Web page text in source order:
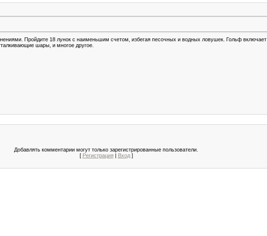
Пройдите 18 лунок с наименьшим счетом, избегая песочных и водных ловушек. Гольф включает
шары, и многое другое.
Добавлять комментарии могут только зарегистрированные пользователи.
[ Регистрация Вход]